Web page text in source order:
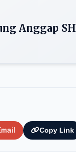
Anggap
Copy Link